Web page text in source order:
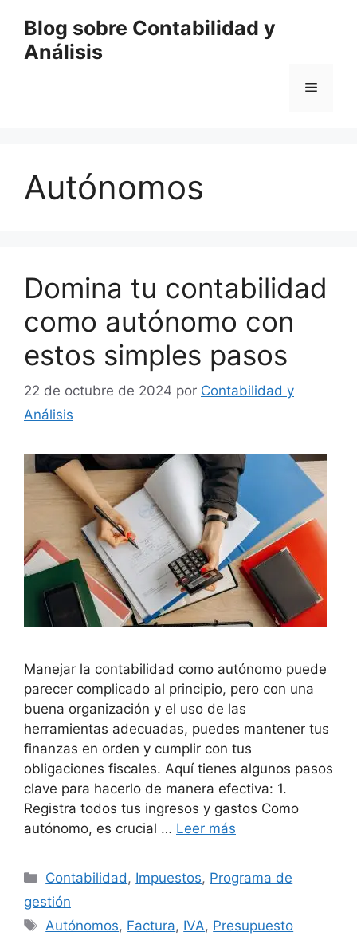
contenido
Blog sobre Contabilidad y
Análisis
Menú
Autónomos
Domina tu contabilidad
como autónomo con
estos simples pasos
22 de octubre de 2024 por Contabilidad y
Análisis
Manejar la contabilidad como autónomo puede
parecer complicado al principio, pero con una
buena organización y el uso de las
herramientas adecuadas, puedes mantener tus
finanzas en orden y cumplir con tus
obligaciones fiscales. Aquí tienes algunos pasos
clave para hacerlo de manera efectiva: 1.
Registra todos tus ingresos y gastos Como
autónomo, es crucial … Leer más
Categorías
Contabilidad , Impuestos, Programa de
gestión
Etiquetas
Autónomos, Factura, IVA, Presupuesto